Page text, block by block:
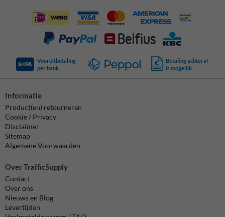
Vooruitbetaling
per bank
Betaling achteraf
is mogelijk
Informatie
Product(en) retourneren
Cookie / Privacy
Disclaimer
Sitemap
Algemene Voorwaarden
Over TrafficSupply
Contact
Over ons
Nieuws en Blog
Levertijden